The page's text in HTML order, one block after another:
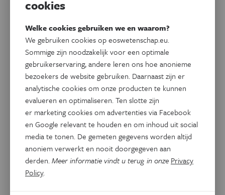
Psyche & Brein
Op welke leeftijd geef je je
kind een smartphone of
toegang tot sociale media?
cookies
Welke cookies gebruiken we en waarom?
We gebruiken cookies op eoswetenschap.eu.
Sommige zijn noodzakelijk voor een optimale
gebruikerservaring, andere leren ons hoe anonieme
bezoekers de website gebruiken. Daarnaast zijn er
analytische cookies om onze producten te kunnen
evalueren en optimaliseren. Ten slotte zijn
er marketing cookies om advertenties via Facebook
en Google relevant te houden en om inhoud uit social
media te tonen. De gemeten gegevens worden altijd
anoniem verwerkt en nooit doorgegeven aan
derden.Meer informatie vindt u terug in onze Privacy
Policy.